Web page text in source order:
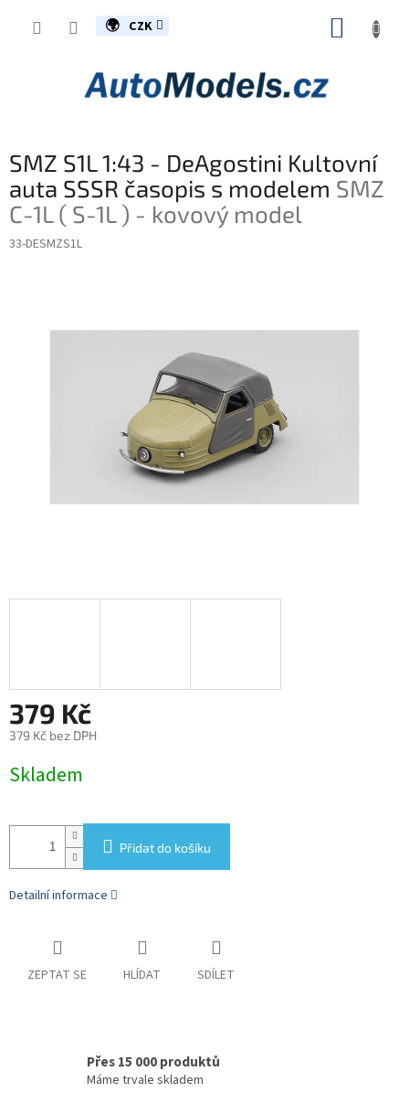
CZK
SMZ S1L 1:43 - DeAgostini Kultovní
auta SSSR časopis s modelem SMZ
C-1L ( S-1L ) - kovový model
33-DESMZS1L
379 Kč
379 Kč bez DPH
cena:
Skladem
Přidat do košíku
Detailní informace
ZEPTAT SE HLÍDAT SDÍLET
Přes 15 000 produktů
Máme trvale skladem